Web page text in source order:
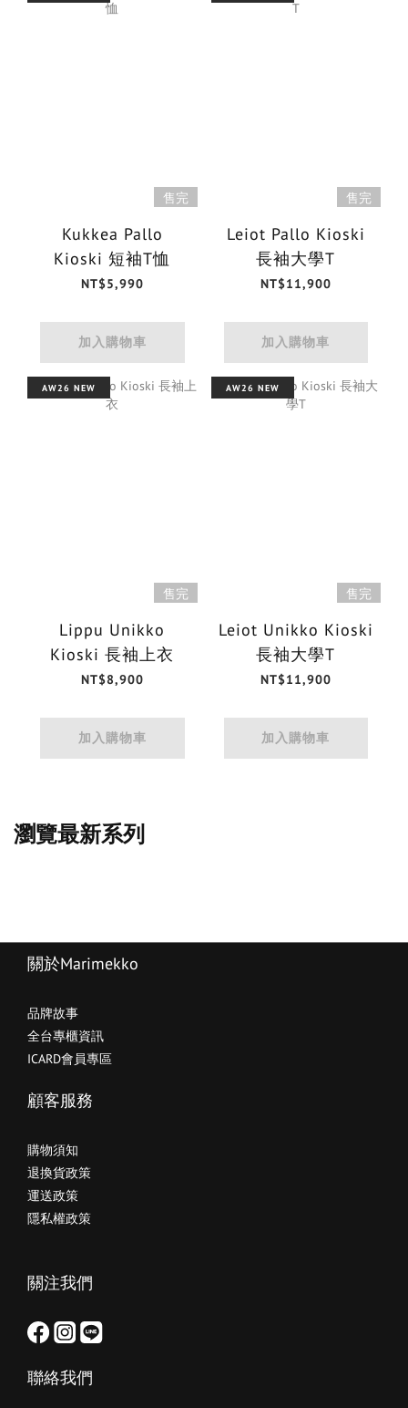
售完
Kukkea Pallo
Kioski 短袖T恤
NT$5,990
加入購物車
售完
Leiot Pallo Kioski
長袖大學T
NT$11,900
加入購物車
AW26 NEW
售完
Lippu Unikko
Kioski 長袖上衣
NT$8,900
加入購物車
AW26 NEW
售完
Leiot Unikko Kioski
長袖大學T
NT$11,900
加入購物車
瀏覽最新系列
關於Marimekko
品牌故事
全台專櫃資訊
ICARD會員專區
顧客服務
購物須知
退換貨政策
運送政策
隱私權政策
關注我們
聯絡我們